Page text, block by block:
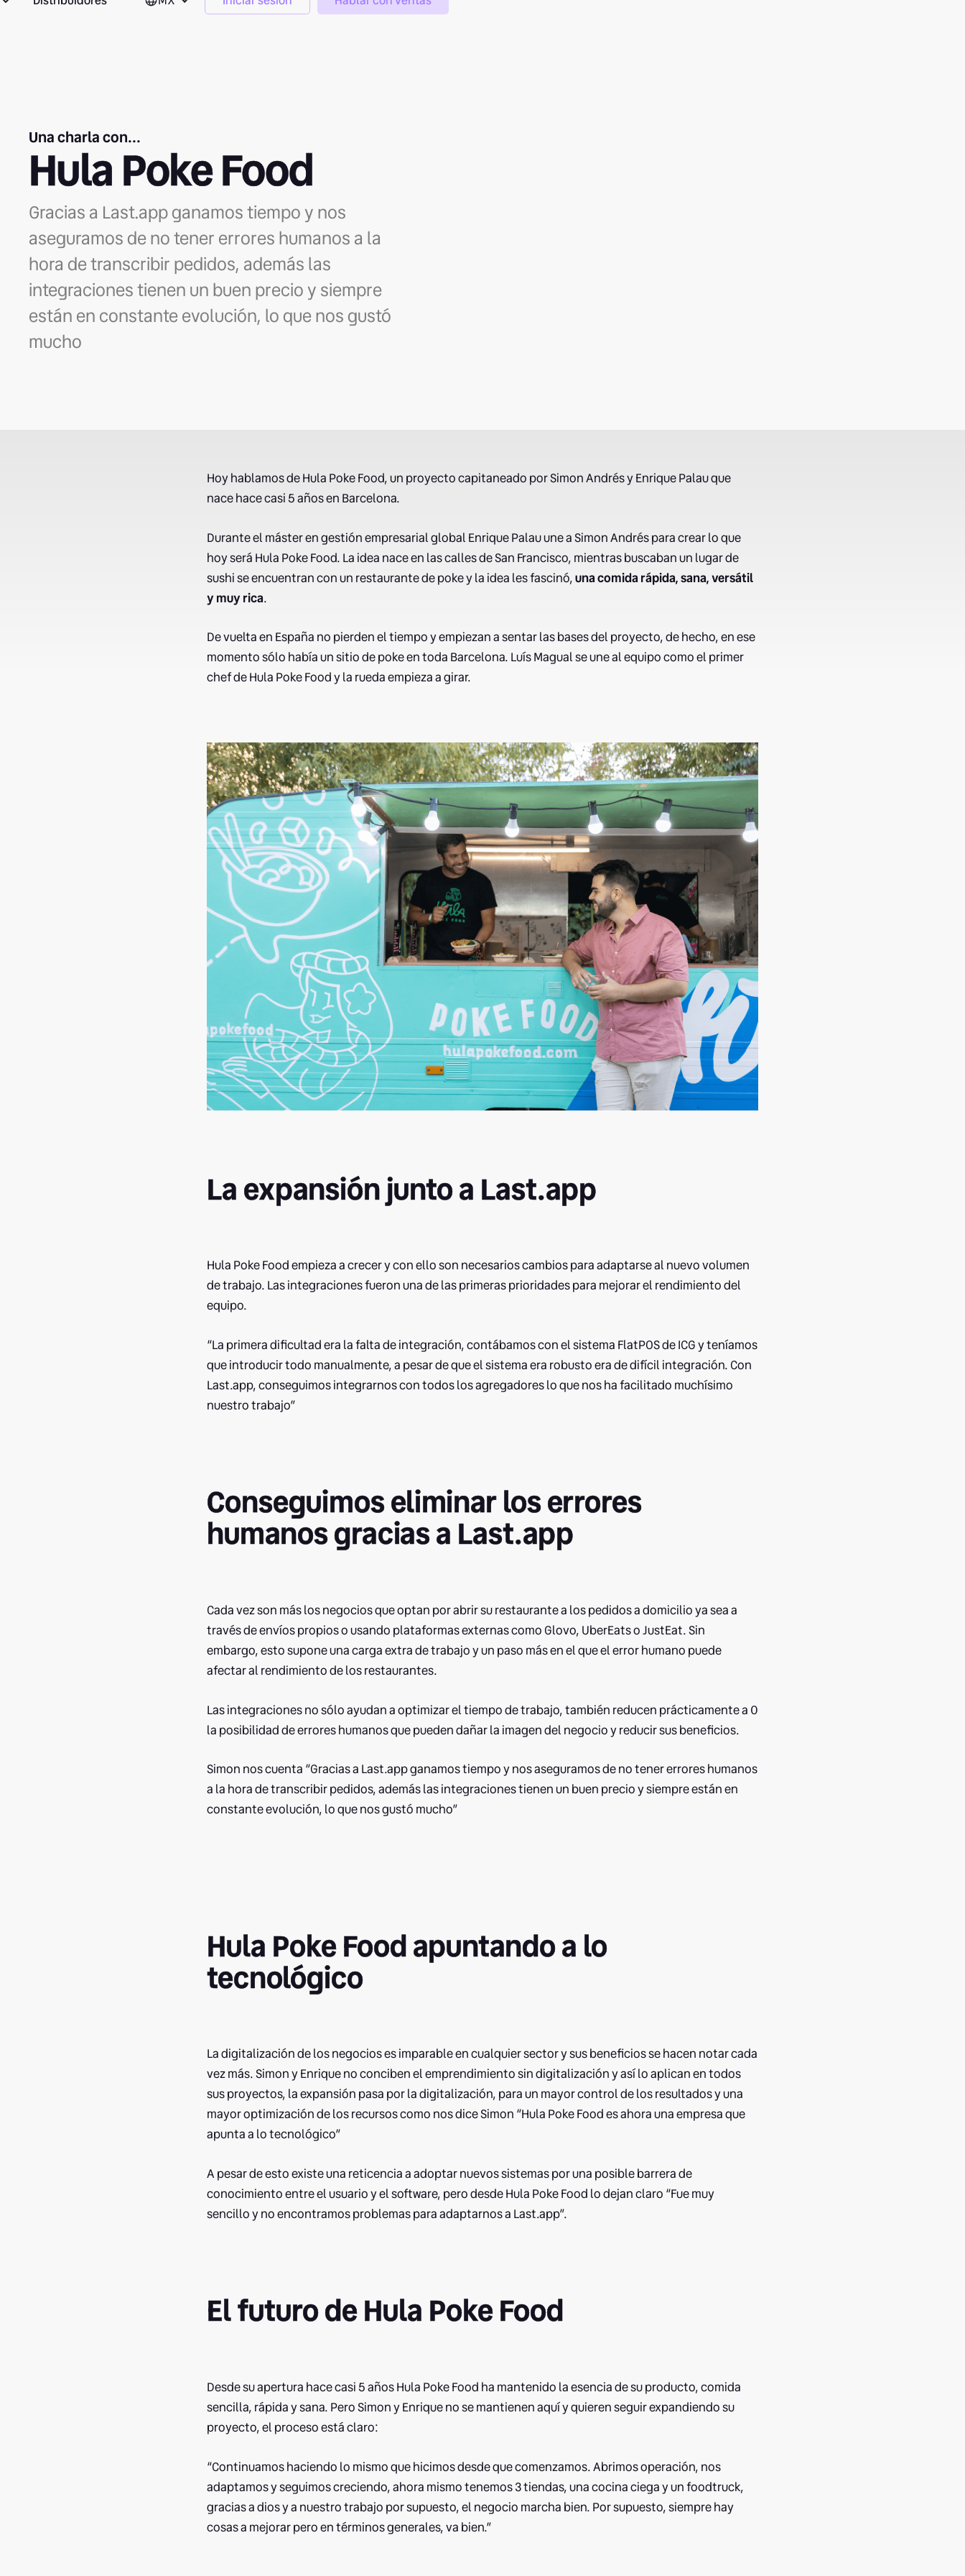
Una charla con...
Hula Poke Food
Gracias a Last.app ganamos tiempo y nos
aseguramos de no tener errores humanos a la
hora de transcribir pedidos, además las
integraciones tienen un buen precio y siempre
están en constante evolución, lo que nos gustó
mucho
Hoy hablamos de Hula Poke Food, un proyecto capitaneado por Simon Andrés y Enrique Palau que
nace hace casi 5 años en Barcelona.
Durante el máster en gestión empresarial global Enrique Palau une a Simon Andrés para crear lo que
hoy será Hula Poke Food. La idea nace en las calles de San Francisco, mientras buscaban un lugar de
sushi se encuentran con un restaurante de poke y la idea les fascinó,una comida rápida, sana, versátil
y muy rica.
De vuelta en España no pierden el tiempo y empiezan a sentar las bases del proyecto, de hecho, en ese
momento sólo había un sitio de poke en toda Barcelona. Luís Magual se une al equipo como el primer
chef de Hula Poke Food y la rueda empieza a girar.
La expansión junto a Last.app
Hula Poke Food empieza a crecer y con ello son necesarios cambios para adaptarse al nuevo volumen
de trabajo. Las integraciones fueron una de las primeras prioridades para mejorar el rendimiento del
equipo.
“La primera dificultad era la falta de integración, contábamos con el sistema FlatPOS de ICG y teníamos
que introducir todo manualmente, a pesar de que el sistema era robusto era de difícil integración. Con
Last.app, conseguimos integrarnos con todos los agregadores lo que nos ha facilitado muchísimo
nuestro trabajo”
Conseguimos eliminar los errores
humanos gracias a Last.app
Cada vez son más los negocios que optan por abrir su restaurante a los pedidos a domicilio ya sea a
través de envíos propios o usando plataformas externas como Glovo, UberEats o JustEat. Sin
embargo, esto supone una carga extra de trabajo y un paso más en el que el error humano puede
afectar al rendimiento de los restaurantes.
Las integraciones no sólo ayudan a optimizar el tiempo de trabajo, también reducen prácticamente a 0
la posibilidad de errores humanos que pueden dañar la imagen del negocio y reducir sus beneficios.
Simon nos cuenta “Gracias a Last.app ganamos tiempo y nos aseguramos de no tener errores humanos
a la hora de transcribir pedidos, además las integraciones tienen un buen precio y siempre están en
constante evolución, lo que nos gustó mucho”
Hula Poke Food apuntando a lo
tecnológico
La digitalización de los negocios es imparable en cualquier sector y sus beneficios se hacen notar cada
vez más. Simon y Enrique no conciben el emprendimiento sin digitalización y así lo aplican en todos
sus proyectos, la expansión pasa por la digitalización, para un mayor control de los resultados y una
mayor optimización de los recursos como nos dice Simon “Hula Poke Food es ahora una empresa que
apunta a lo tecnológico”
A pesar de esto existe una reticencia a adoptar nuevos sistemas por una posible barrera de
conocimiento entre el usuario y el software, pero desde Hula Poke Food lo dejan claro “Fue muy
sencillo y no encontramos problemas para adaptarnos a Last.app”.
El futuro de Hula Poke Food
Desde su apertura hace casi 5 años Hula Poke Food ha mantenido la esencia de su producto, comida
sencilla, rápida y sana. Pero Simon y Enrique no se mantienen aquí y quieren seguir expandiendo su
proyecto, el proceso está claro:
“Continuamos haciendo lo mismo que hicimos desde que comenzamos. Abrimos operación, nos
adaptamos y seguimos creciendo, ahora mismo tenemos 3 tiendas, una cocina ciega y un foodtruck,
gracias a dios y a nuestro trabajo por supuesto, el negocio marcha bien. Por supuesto, siempre hay
cosas a mejorar pero en términos generales, va bien.”